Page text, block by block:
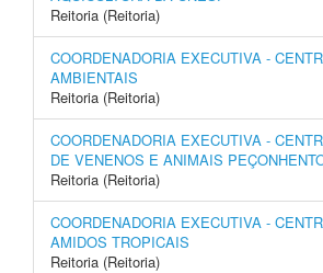
Reitoria (Reitoria)
COORDENADORIA EXECUTIVA -
AMBIENTAIS
Reitoria (Reitoria)
COORDENADORIA EXECUTIVA -
DE VENENOS E ANIMAIS
Reitoria (Reitoria)
COORDENADORIA EXECUTIVA -
AMIDOS TROPICAIS
Reitoria (Reitoria)